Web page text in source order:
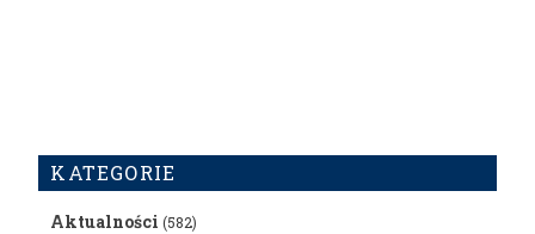
KATEGORIE
Aktualności (582)